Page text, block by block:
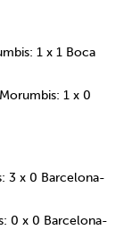
1 x 1 Boca
1 x 0
3 x 0 Barcelona-
0 x 0 Barcelona-